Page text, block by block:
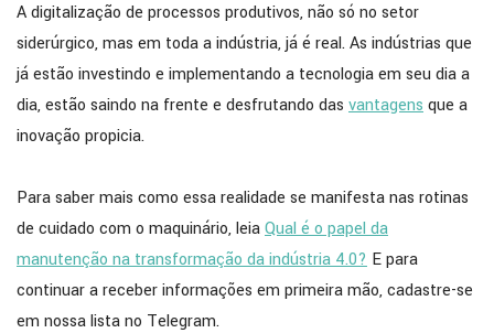
A digitalização de processos produtivos, não só no setor
siderúrgico, mas em toda a indústria, já é real. As indústrias que
já estão investindo e implementando a tecnologia em seu dia a
dia, estão saindo na frente e desfrutando das vantagensque a
inovação propicia.
Para saber mais como essa realidade se manifesta nas rotinas
de cuidado com o maquinário, leiaQual é o papel da
manutenção na transformação da indústria 4.0? E para
continuar a receber informações em primeira mão, cadastre-se
em nossa lista no Telegram.